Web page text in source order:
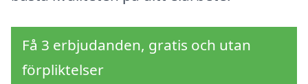
Få 3 erbjudanden, gratis och utan
förpliktelser